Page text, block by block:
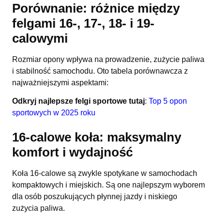
Porównanie: różnice między
felgami 16-, 17-, 18- i 19-
calowymi
Rozmiar opony wpływa na prowadzenie, zużycie paliwa
i stabilność samochodu. Oto tabela porównawcza z
najważniejszymi aspektami:
Odkryj najlepsze felgi sportowe tutaj: Top 5 opon
sportowych w 2025 roku
16-calowe koła: maksymalny
komfort i wydajność
Koła 16-calowe są zwykle spotykane w samochodach
kompaktowych i miejskich. Są one najlepszym wyborem
dla osób poszukujących płynnej jazdy i niskiego
zużycia paliwa.